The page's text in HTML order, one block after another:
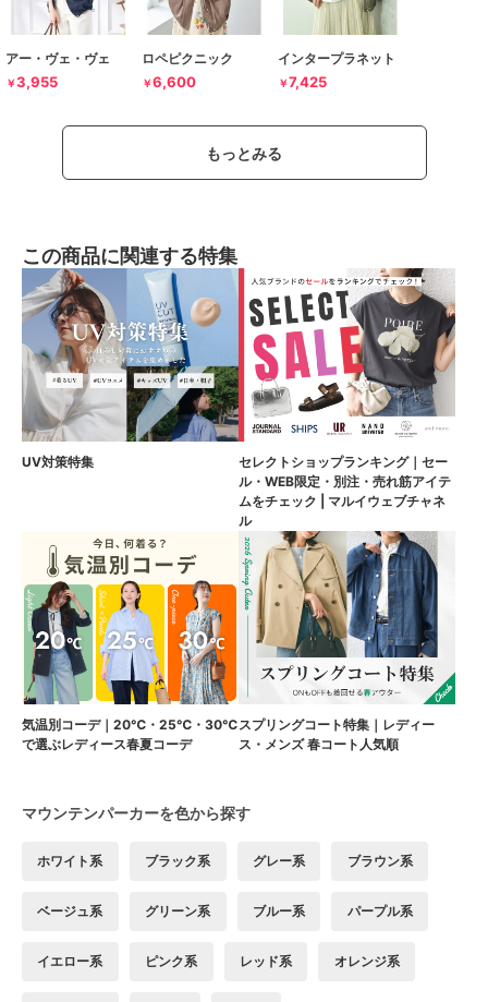
アー・ヴェ・ヴェ
￥3,955
ロペピクニック
￥6,600
インタープラネット
￥7,425
もっとみる
この商品に関連する特集
UV対策特集
セレクトショップランキング｜セー
ル・WEB限定・別注・売れ筋アイテ
ムをチェック | マルイウェブチャネ
ル
気温別コーデ｜20℃・25℃・30℃
で選ぶレディース春夏コーデ
スプリングコート特集｜レディー
ス・メンズ 春コート人気順
マウンテンパーカーを色から探す
ホワイト系 ブラック系 グレー系 ブラウン系
ベージュ系 グリーン系 ブルー系 パープル系
イエロー系 ピンク系 レッド系 オレンジ系